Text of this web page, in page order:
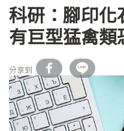
科研：腳印
有巨型猛禽類
分享到